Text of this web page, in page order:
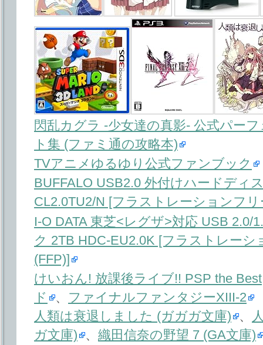
閃乱カグラ -少女達の真影- 公式パー
ト集 (ファミ通の攻略本)
TVアニメゆるゆり公式ファンブック
BUFFALO USB2.0 外付けハードディ
CL2.0TU2/N [フラストレーションフ
I-O DATA 東芝<レグザ>対応 USB 2.0/
ク 2TB HDC-EU2.0K [フラストレー
(FFP)]
けいおん! 放課後ライブ!! PSP the Best
ド
、 ファイナルファンタジーXIII-2
人類は衰退しました (ガガガ文庫)
、
ガ文庫)
、 織田信奈の野望 7 (GA文庫)